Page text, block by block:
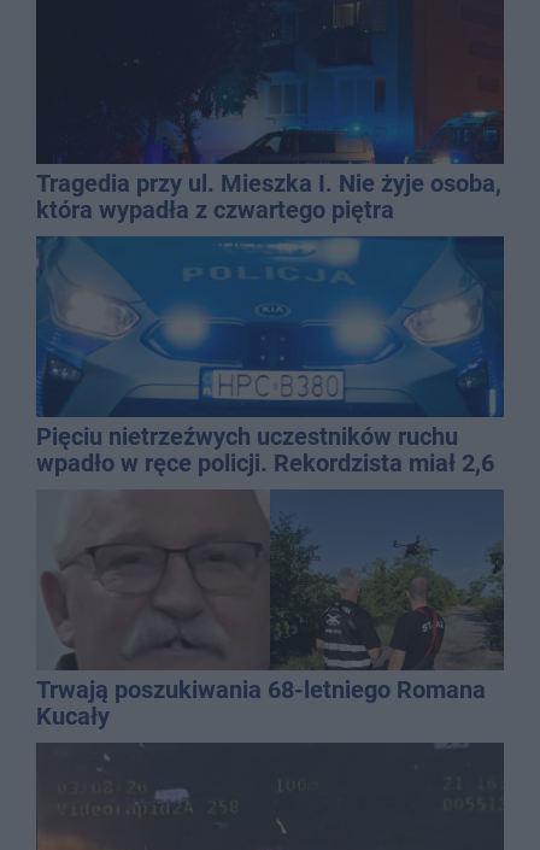
Tragedia przy ul. Mieszka I. Nie żyje osoba,
która wypadła z czwartego piętra
Pięciu nietrzeźwych uczestników ruchu
wpadło w ręce policji. Rekordzista miał 2,6
Trwają poszukiwania 68-letniego Romana
Kucały